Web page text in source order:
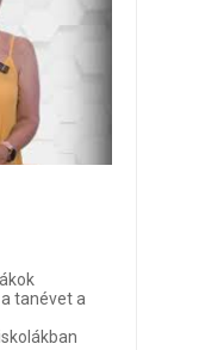
tanévet a